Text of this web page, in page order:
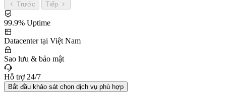
Trước Tiếp
99.9% Uptime
Datacenter tại Việt Nam
Sao lưu & bảo mật
Hỗ trợ 24/7
Bắt đầu khảo sát chọn dịch vụ phù hợp